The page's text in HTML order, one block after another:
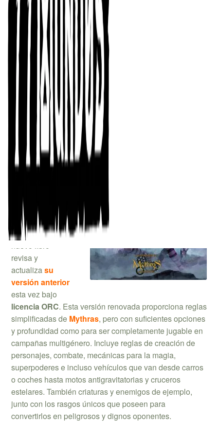
Abandonamos los cieloscon sus titilantes
la publicación de
nuestras últimas novedades
traeros esta nueva propuesta repleta de aventuras y
ayudas de juego paraMythras
con sistema d100.
Hablemos en
primer lugar de
uno de los títulos
más esperados
posibilidades
que ofrece:
Mythras
Imperativo. Este
revisa y
actualizasu
versión anterior
esta vez bajo
licencia ORC. Esta versión renovada proporciona reglas
simplificadas de Mythras, pero con suficientes opciones
y profundidad como para ser completamente jugable en
campañas multigénero. Incluye reglas de creación de
personajes, combate, mecánicas para la magia,
superpoderes e incluso vehículos que van desde carros
o coches hasta motos antigravitatorias y cruceros
estelares. También criaturas y enemigos de ejemplo,
junto con los rasgos únicos que poseen para
convertirlos en peligrosos y dignos oponentes.